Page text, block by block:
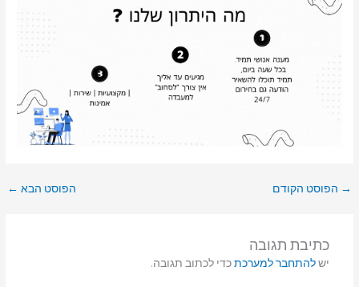
הפוסט הקודם הפוסט הבא←
כתיבת תגובה
ישלהתחבר למערכתכדי לכתוב תגובה.